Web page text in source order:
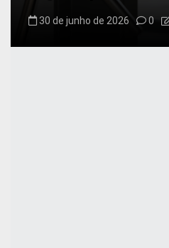
30 de junho de 2026 0